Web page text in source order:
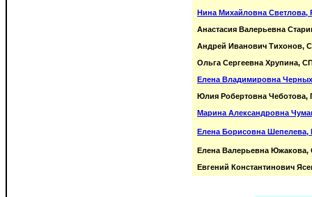
Нина Михайловна Светлова,
Анастасия Валерьевна
Андрей Иванович Тихонов,
Ольга Сергеевна Хрупина,
Елена Владимировна
Юлия Робертовна Чеботова,
Марина Александровна
Елена Борисовна Шепелева,
Елена Валерьевна
Евгений Константинович